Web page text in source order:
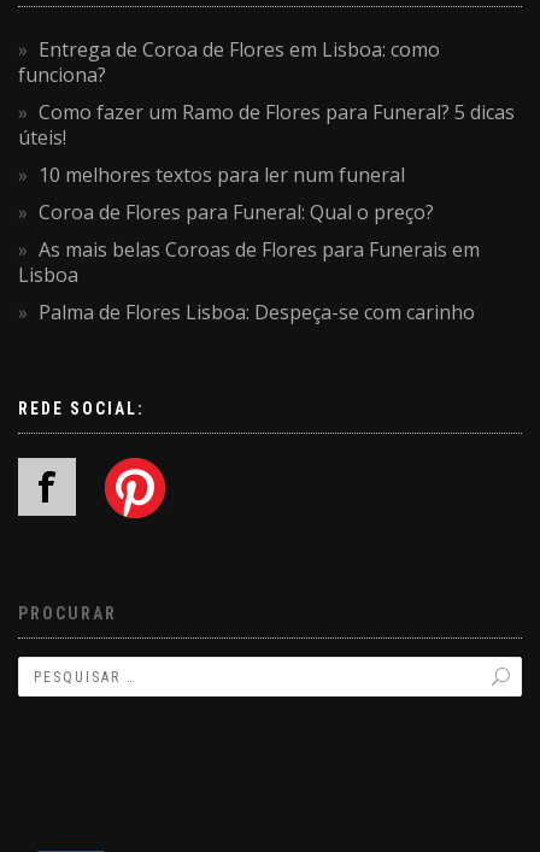
Entrega de Coroa de Flores em Lisboa: como
funciona?
Como fazer um Ramo de Flores para Funeral? 5 dicas
úteis!
10 melhores textos para ler num funeral
Coroa de Flores para Funeral: Qual o preço?
As mais belas Coroas de Flores para Funerais em
Lisboa
Palma de Flores Lisboa: Despeça-se com carinho
REDE SOCIAL:
PROCURAR